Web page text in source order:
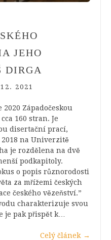
JEHO
DIRGA
2021
Západočeskou
160 stran. Je
disertační prací,
na Univerzitě
je rozdělena na dvě
podkapitoly.
o popis různorodosti
za mřížemi českých
českého vězeňství.”
charakterizuje svou
je pak přispět k…
Celý článek →